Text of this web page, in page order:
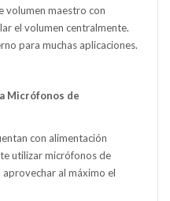
volumen maestro con
el volumen centralmente.
para muchas aplicaciones.
Micrófonos de
con alimentación
utilizar micrófonos de
al máximo el